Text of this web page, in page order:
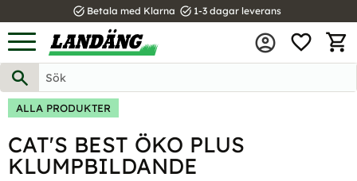
Meny
task_alt Betala med Klarna task_alt 1-3 dagar leverans
ALLA PRODUKTER
CAT'S BEST ÖKO PLUS
KLUMPBILDANDE